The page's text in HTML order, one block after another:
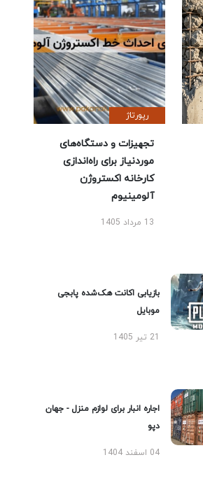
رپورتاژ
تجهیزات و دستگاه‌های
موردنیاز برای راه‌اندازی
کارخانه اکستروژن
آلومینیوم
13 مرداد 1405
بازیابی اکانت هک‌شده پابجی
موبایل
21 تیر 1405
اجاره انبار برای لوازم منزل - جهان
دپو
04 اسفند 1404